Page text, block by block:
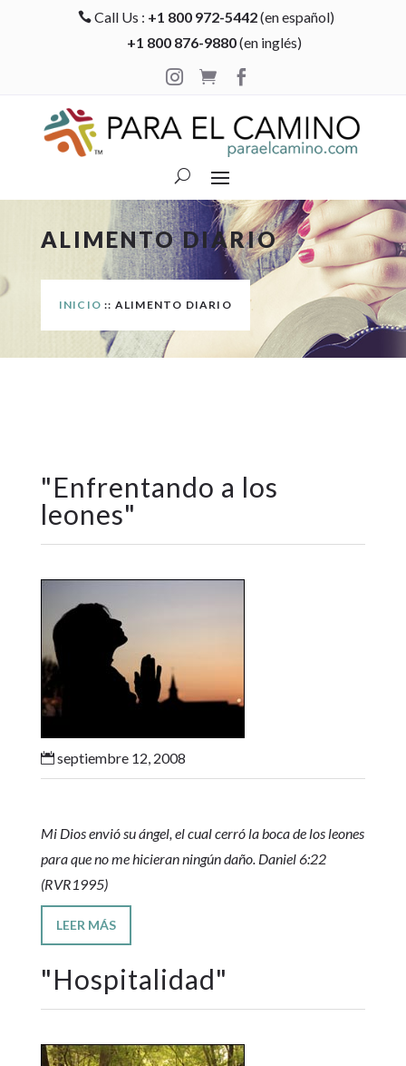
 Call Us : +1 800 972-5442(en español)
+1 800 876-9880(en inglés)

 
ALIMENTO DIARIO
INICIO :: ALIMENTO DIARIO
"Enfrentando a los
leones"
septiembre 12, 2008
Mi Dios envió su ángel, el cual cerró la boca de los leones
para que no me hicieran ningún daño. Daniel 6:22
(RVR1995)
LEER MÁS
"Hospitalidad"